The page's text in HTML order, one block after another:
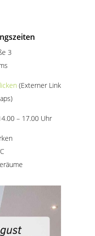
3
(Externer Link
– 17.00 Uhr